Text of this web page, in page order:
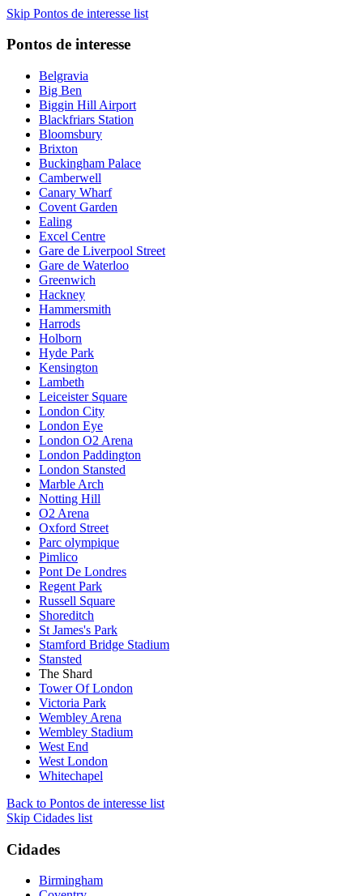
Skip Pontos de interesse list
Pontos de interesse
Belgravia
Big Ben
Biggin Hill Airport
Blackfriars Station
Bloomsbury
Brixton
Buckingham Palace
Camberwell
Canary Wharf
Covent Garden
Ealing
Excel Centre
Gare de Liverpool Street
Gare de Waterloo
Greenwich
Hackney
Hammersmith
Harrods
Holborn
Hyde Park
Kensington
Lambeth
Leiceister Square
London City
London Eye
London O2 Arena
London Paddington
London Stansted
Marble Arch
Notting Hill
O2 Arena
Oxford Street
Parc olympique
Pimlico
Pont De Londres
Regent Park
Russell Square
Shoreditch
St James's Park
Stamford Bridge Stadium
Stansted
The Shard
Tower Of London
Victoria Park
Wembley Arena
Wembley Stadium
West End
West London
Whitechapel
Back to Pontos de interesse list
Skip Cidades list
Cidades
Birmingham